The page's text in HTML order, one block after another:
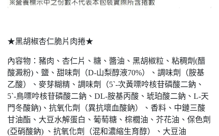
★黑胡椒杏仁脆片肉捲★
內容物：豬肉、杏仁片、糖、醬油、黑胡椒粒、粘稠劑(醋
酸澱粉)、鹽、甜味劑（D-山梨醇液70%）、調味劑（胺基
乙酸）、麥芽糊精、調味劑（5`-次黃嘌呤核苷磷酸二鈉、
5`-鳥嘌呤核苷磷酸二鈉、DL-胺基丙酸、琥珀酸二鈉、L-天
門冬酸鈉)、抗氧化劑（異抗壞血酸鈉）、香料、中鏈三酸
甘油酯、大豆水解蛋白、葡萄糖、棕櫚油、芥花油、保色劑
(亞硝酸鈉) 、抗氧化劑（混和濃縮生育醇）、大豆油